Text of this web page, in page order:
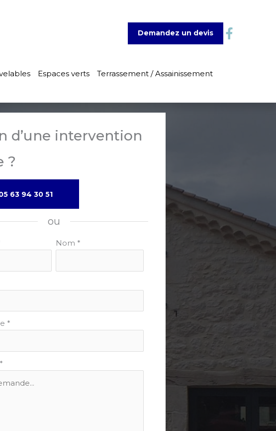
Demandez un devis
Espaces verts
Terrassement / Assainissement
d’une intervention
?
63 94 30 51
ou
Nom *
*
*